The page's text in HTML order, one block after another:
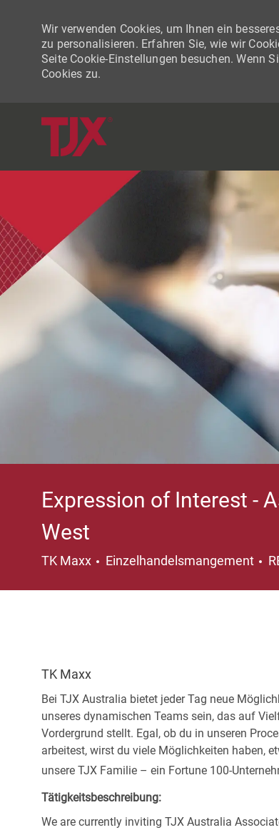
Wir verwenden Cookies, um Ihnen ein
zu personalisieren. Erfahren Sie, wie wir
Seite Cookie-Einstellungen besuchen. Wenn
Cookies zu.
Expression of Interest -
West
TK Maxx Kategorie
Einzelhandelsmangement
TK Maxx
Bei TJX Australia bietet jeder Tag neue
unseres dynamischen Teams sein, das auf
Vordergrund stellt. Egal, ob du in unseren
arbeitest, wirst du viele Möglichkeiten haben,
unsere TJX Familie – ein Fortune 100-
Tätigkeitsbeschreibung:
We are currently inviting TJX Australia